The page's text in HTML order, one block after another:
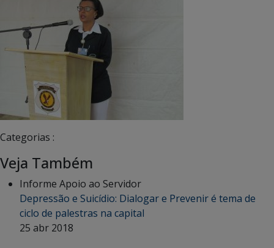
Categorias :
Veja Também
Informe Apoio ao Servidor
Depressão e Suicídio: Dialogar e Prevenir é tema de
ciclo de palestras na capital
25 abr 2018